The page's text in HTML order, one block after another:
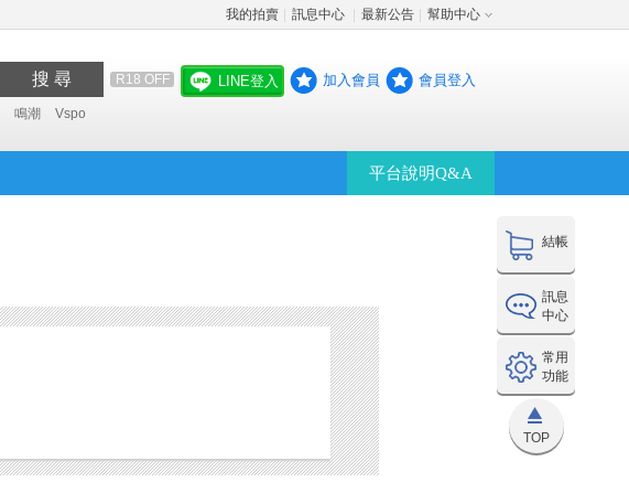
我的拍賣 訊息中心 最新公告 幫助中心
搜 尋 R18 OFF
鳴潮 Vspo
LINE登入 加入會員 會員登入
平台說明Q&A
結帳
訊息
中心
常用
功能
TOP